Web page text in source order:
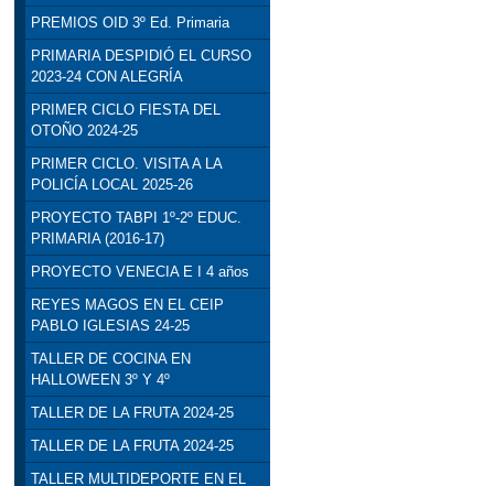
PREMIOS OID 3º Ed. Primaria
PRIMARIA DESPIDIÓ EL CURSO
2023-24 CON ALEGRÍA
PRIMER CICLO FIESTA DEL
OTOÑO 2024-25
PRIMER CICLO. VISITA A LA
POLICÍA LOCAL 2025-26
PROYECTO TABPI 1º-2º EDUC.
PRIMARIA (2016-17)
PROYECTO VENECIA E I 4 años
REYES MAGOS EN EL CEIP
PABLO IGLESIAS 24-25
TALLER DE COCINA EN
HALLOWEEN 3º Y 4º
TALLER DE LA FRUTA 2024-25
TALLER DE LA FRUTA 2024-25
TALLER MULTIDEPORTE EN EL